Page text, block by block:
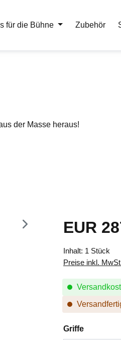
für die Bühne Zubehör
der Masse heraus!
Regulärer Preis:
EUR
Inhalt: 1 Stück
Preise inkl.
Griffe